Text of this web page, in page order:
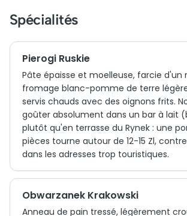
Spécialités
Pierogi Ruskie
Pâte épaisse et moelleuse, farcie d'un
fromage blanc-pomme de terre
servis chauds avec des oignons frits.
goûter absolument dans un bar à lait
plutôt qu'en terrasse du Rynek : une
pièces tourne autour de 12-15 Zl,
dans les adresses trop touristiques.
Obwarzanek Krakowski
Anneau de pain tressé, légèrement